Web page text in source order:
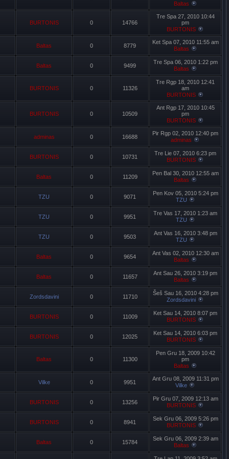
Baltas
BURTONIS 0 14766
Tre Spa 27, 2010 10:44
pm
BURTONIS
Baltas 0 8779
Ket Spa 07, 2010 11:55 am
Baltas
Baltas 0 9499
Tre Spa 06, 2010 1:22 pm
Baltas
BURTONIS 0 11326
Tre Rgp 18, 2010 12:41
am
BURTONIS
BURTONIS 0 10509
Ant Rgp 17, 2010 10:45
pm
BURTONIS
adminas 0 16688
Pir Rgp 02, 2010 12:40 pm
adminas
BURTONIS 0 10731
Tre Lie 07, 2010 6:23 pm
BURTONIS
Baltas 0 11209
Pen Bal 30, 2010 12:55 am
Baltas
TZU 0 9071
Pen Kov 05, 2010 5:24 pm
TZU
TZU 0 9951
Tre Vas 17, 2010 1:23 am
TZU
TZU 0 9503
Ant Vas 16, 2010 3:48 pm
TZU
Baltas 0 9654
Ant Vas 02, 2010 12:30 am
Baltas
Baltas 0 11657
Ant Sau 26, 2010 3:19 pm
Baltas
Zordsdavini 0 11710
Šeš Sau 16, 2010 4:28 pm
Zordsdavini
BURTONIS 0 11009
Ket Sau 14, 2010 8:07 pm
BURTONIS
BURTONIS 0 12025
Ket Sau 14, 2010 6:03 pm
BURTONIS
Baltas 0 11300
Pen Gru 18, 2009 10:42
pm
Baltas
Vilke 0 9951
Ant Gru 08, 2009 11:31 pm
Vilke
BURTONIS 0 13256
Pir Gru 07, 2009 12:13 am
BURTONIS
BURTONIS 0 8941
Sek Gru 06, 2009 5:26 pm
BURTONIS
Baltas 0 15784
Sek Gru 06, 2009 2:39 am
Baltas